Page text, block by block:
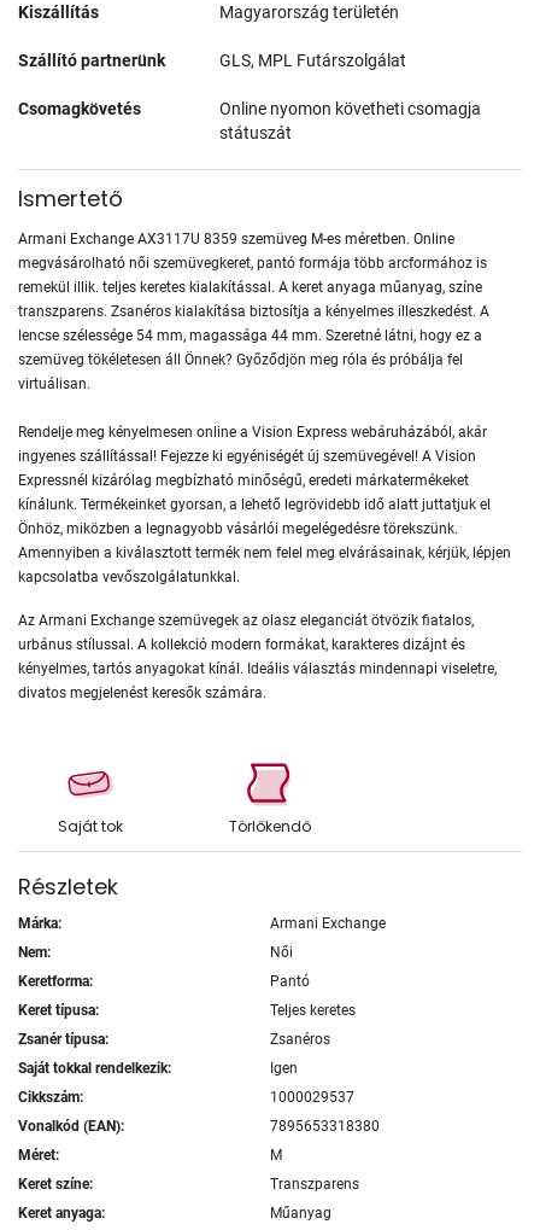
Kiszállítás Magyarország területén
Szállító partnerünk GLS, MPL Futárszolgálat
Csomagkövetés
Online nyomon követheti csomagja
státuszát
Ismertető
Armani Exchange AX3117U 8359 szemüveg M-es méretben. Online
megvásárolható női szemüvegkeret, pantó formája több arcformához is
remekül illik. teljes keretes kialakítással. A keret anyaga műanyag, színe
transzparens. Zsanéros kialakítása biztosítja a kényelmes illeszkedést. A
lencse szélessége 54 mm, magassága 44 mm. Szeretné látni, hogy ez a
szemüveg tökéletesen áll Önnek? Győződjön meg róla és próbálja fel
virtuálisan.
Rendelje meg kényelmesen online a Vision Express webáruházából, akár
ingyenes szállítással! Fejezze ki egyéniségét új szemüvegével! A Vision
Expressnél kizárólag megbízható minőségű, eredeti márkatermékeket
kínálunk. Termékeinket gyorsan, a lehető legrövidebb idő alatt juttatjuk el
Önhöz, miközben a legnagyobb vásárlói megelégedésre törekszünk.
Amennyiben a kiválasztott termék nem felel meg elvárásainak, kérjük, lépjen
kapcsolatba vevőszolgálatunkkal.
Az Armani Exchange szemüvegek az olasz eleganciát ötvözik fiatalos,
urbánus stílussal. A kollekció modern formákat, karakteres dizájnt és
kényelmes, tartós anyagokat kínál. Ideális választás mindennapi viseletre,
divatos megjelenést keresők számára.
Saját tok Törlőkendő
Részletek
Márka:
Armani Exchange
Nem:
Női
Keretforma:
Pantó
Keret típusa:
Teljes keretes
Zsanér típusa:
Zsanéros
Saját tokkal rendelkezik:
Igen
Cikkszám:
1000029537
Vonalkód (EAN):
7895653318380
Méret:
M
Keret színe:
Transzparens
Keret anyaga:
Műanyag